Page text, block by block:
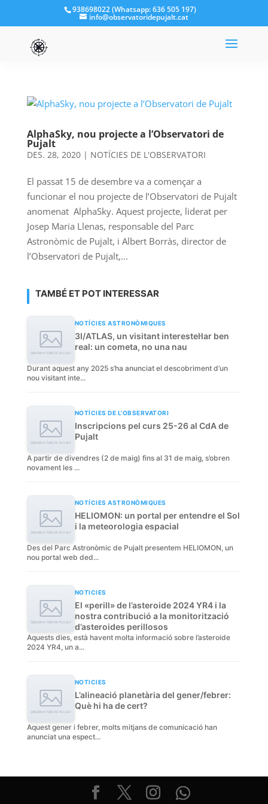
938698022 (Whatsapp: 636 505 197)
info@observatoridepujalt.cat
AlphaSky, nou projecte a l’Observatori de
Pujalt
DES. 28, 2020| NOTÍCIES DE L'OBSERVATORI
El passat 15 de desembre va a començar a
funcionar el nou projecte de l’Observatori de Pujalt
anomenat AlphaSky. Aquest projecte, liderat per
Josep Maria Llenas, responsable del Parc
Astronòmic de Pujalt, i Albert Borràs, director de
l’Observatori de Pujalt,...
TAMBÉ ET POT INTERESSAR
NOTÍCIES ASTRONÒMIQUES
3I/ATLAS, un visitant interestel·lar ben
real: un cometa, no una nau
Durant aquest any 2025 s’ha anunciat el descobriment d’un
nou visitant inte...
NOTÍCIES DE L'OBSERVATORI
Inscripcions pel curs 25-26 al CdA de
Pujalt
A partir de divendres (2 de maig) fins al 31 de maig, s’obren
novament les ...
NOTÍCIES ASTRONÒMIQUES
HELIOMON: un portal per entendre el Sol
i la meteorologia espacial
Des del Parc Astronòmic de Pujalt presentem HELIOMON, un
nou portal web ded...
NOTICIES
El «perill» de l’asteroide 2024 YR4 i la
nostra contribució a la monitorització
d’asteroides perillosos
Aquests dies, està havent molta informació sobre l’asteroide
2024 YR4, un a...
NOTICIES
L’alineació planetària del gener/febrer:
Què hi ha de cert?
Aquest gener i febrer, molts mitjans de comunicació han
anunciat una espect...